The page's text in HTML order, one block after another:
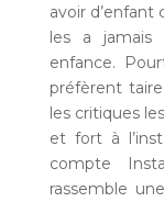
avoir
les a jamais
enfance.
préfèrent
les critiques
et fort à
compte
rassemble